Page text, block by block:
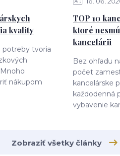
kvality
potreby tvoria
nákupom
TOP 10
ktoré
kancelárii
Bez ohľadu
počet
kancelárske
každodenná
vybavenie
Zobraziť všetky články